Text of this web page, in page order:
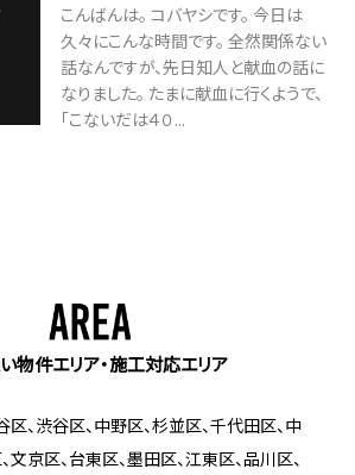
こんばんは。 コバヤシです。 今日は
久々にこんな時間です。 全然関係ない
話なんですが、先日知人と献血の話に
なりました。 たまに献血に行くようで、
「こないだは４０...
物件エリア・施工対応エリア
、渋谷区、中野区、杉並区、千代田区、中
文京区、台東区、墨田区、江東区、品川区、